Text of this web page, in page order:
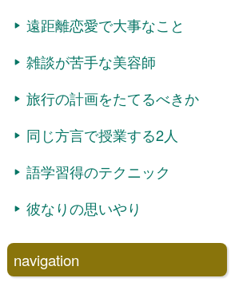
遠距離恋愛で大事なこと
雑談が苦手な美容師
旅行の計画をたてるべきか
同じ方言で授業する2人
語学習得のテクニック
彼なりの思いやり
navigation